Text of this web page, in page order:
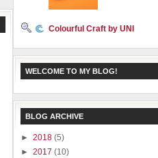
Colourful Craft by UNI
WELCOME TO MY BLOG!
BLOG ARCHIVE
► 2018 (5)
► 2017 (10)